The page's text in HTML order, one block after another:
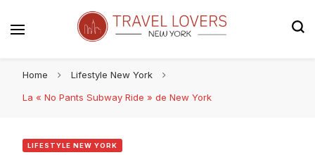
Home
Lifestyle New York
La « No Pants Subway Ride » de New York
LIFESTYLE NEW YORK